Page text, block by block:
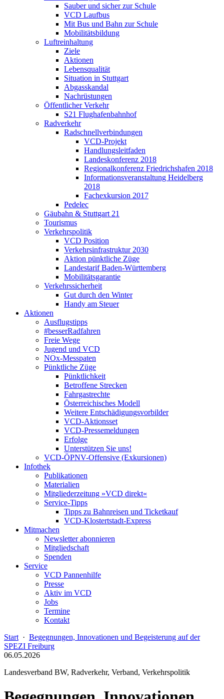
Sauber und sicher zur Schule
VCD Laufbus
Mit Bus und Bahn zur Schule
Mobilitätsbildung
Luftreinhaltung
Ziele
Aktionen
Lebensqualität
Situation in Stuttgart
Abgasskandal
Nachrüstungen
Öffentlicher Verkehr
S21 Flughafenbahnhof
Radverkehr
Radschnellverbindungen
VCD-Projekt
Handlungsleitfaden
Landeskonferenz 2018
Regionalkonferenz Friedrichshafen 2018
Informationsveranstaltung Heidelberg
2018
Fachexkursion 2017
Pedelec
Gäubahn & Stuttgart 21
Tourismus
Verkehrspolitik
VCD Position
Verkehrsinfrastruktur 2030
Aktion pünktliche Züge
Landestarif Baden-Württemberg
Mobilitätsgarantie
Verkehrssicherheit
Gut durch den Winter
Handy am Steuer
Aktionen
Ausflugstipps
#besserRadfahren
Freie Wege
Jugend und VCD
NOx-Messpaten
Pünktliche Züge
Pünktlichkeit
Betroffene Strecken
Fahrgastrechte
Österreichisches Modell
Weitere Entschädigungsvorbilder
VCD-Aktionsset
VCD-Pressemeldungen
Erfolge
Unterstützen Sie uns!
VCD-ÖPNV-Offensive (Exkursionen)
Infothek
Publikationen
Materialien
Mitgliederzeitung »VCD direkt«
Service-Tipps
Tipps zu Bahnreisen und Ticketkauf
VCD-Klostertstadt-Express
Mitmachen
Newsletter abonnieren
Mitgliedschaft
Spenden
Service
VCD Pannenhilfe
Presse
Aktiv im VCD
Jobs
Termine
Kontakt
Start · Begegnungen, Innovationen und Begeisterung auf der
SPEZI Freiburg
06.05.2026
Landesverband BW, Radverkehr, Verband, Verkehrspolitik